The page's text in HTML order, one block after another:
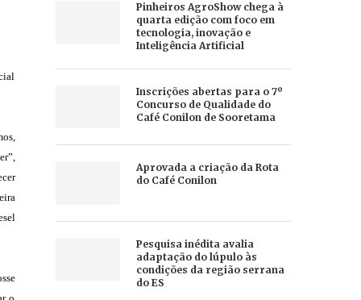
Pinheiros AgroShow chega à
quarta edição com foco em
tecnologia, inovação e
Inteligência Artificial
Inscrições abertas para o 7º
Concurso de Qualidade do
Café Conilon de Sooretama
Aprovada a criação da Rota
do Café Conilon
Pesquisa inédita avalia
adaptação do lúpulo às
condições da região serrana
do ES